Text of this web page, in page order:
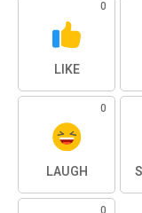
0
LIKE
0
LAUGH